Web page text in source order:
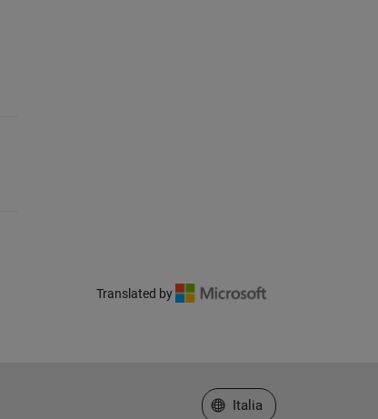
Translated by
Seleziona un sito web
Italia